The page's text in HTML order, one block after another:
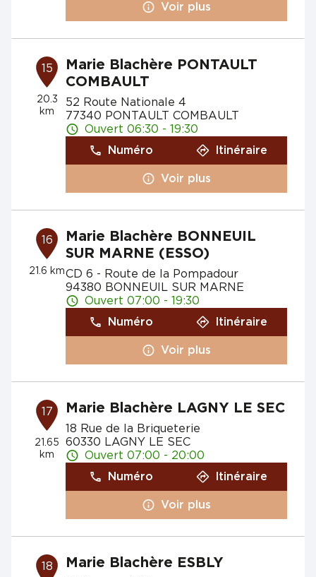
Voir plus
15
20.3
km
Marie Blachère PONTAULT
COMBAULT
52 Route Nationale 4
77340 PONTAULT COMBAULT
Ouvert 06:30 - 19:30
Numéro
Itinéraire
Voir plus
16
21.6 km
Marie Blachère BONNEUIL
SUR MARNE (ESSO)
CD 6 - Route de la Pompadour
94380 BONNEUIL SUR MARNE
Ouvert 07:00 - 19:30
Numéro
Itinéraire
Voir plus
17
21.65
km
Marie Blachère LAGNY LE SEC
18 Rue de la Briqueterie
60330 LAGNY LE SEC
Ouvert 07:00 - 20:00
Numéro
Itinéraire
Voir plus
18 Marie Blachère ESBLY